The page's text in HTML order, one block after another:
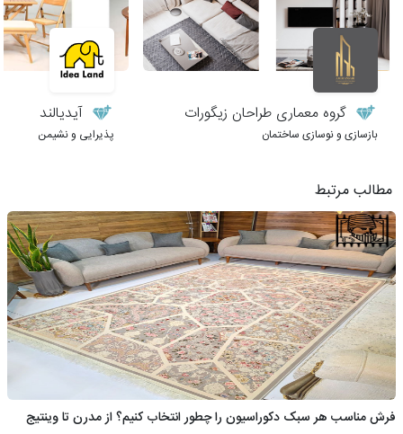
گروه معماری طراحان زیگورات
بازسازی و نوسازی ساختمان
آیدیالند
پذیرایی و نشیمن
مطالب مرتبط
فرش مناسب هر سبک دکوراسیون را چطور انتخاب کنیم؟ از مدرن تا وینتیج